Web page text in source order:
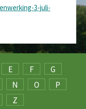
3-juli-
E F
G
N O
P
Z